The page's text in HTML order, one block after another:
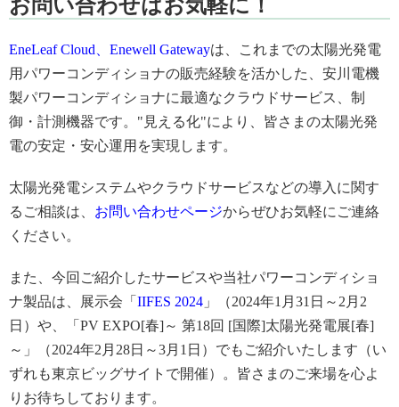
お問い合わせはお気軽に！
EneLeaf Cloud、Enewell Gatewayは、これまでの太陽光発電
用パワーコンディショナの販売経験を活かした、安川電機
製パワーコンディショナに最適なクラウドサービス、制
御・計測機器です。"見える化"により、皆さまの太陽光発
電の安定・安心運用を実現します。
太陽光発電システムやクラウドサービスなどの導入に関す
るご相談は、 お問い合わせページからぜひお気軽にご連絡
ください。
また、今回ご紹介したサービスや当社パワーコンディショ
ナ製品は、展示会「 IIFES 2024 」（2024年1月31日～2月2
日）や、「PV EXPO[春]～ 第18回 [国際]太陽光発電展[春]
～」（2024年2月28日～3月1日）でもご紹介いたします（い
ずれも東京ビッグサイトで開催）。皆さまのご来場を心よ
りお待ちしております。